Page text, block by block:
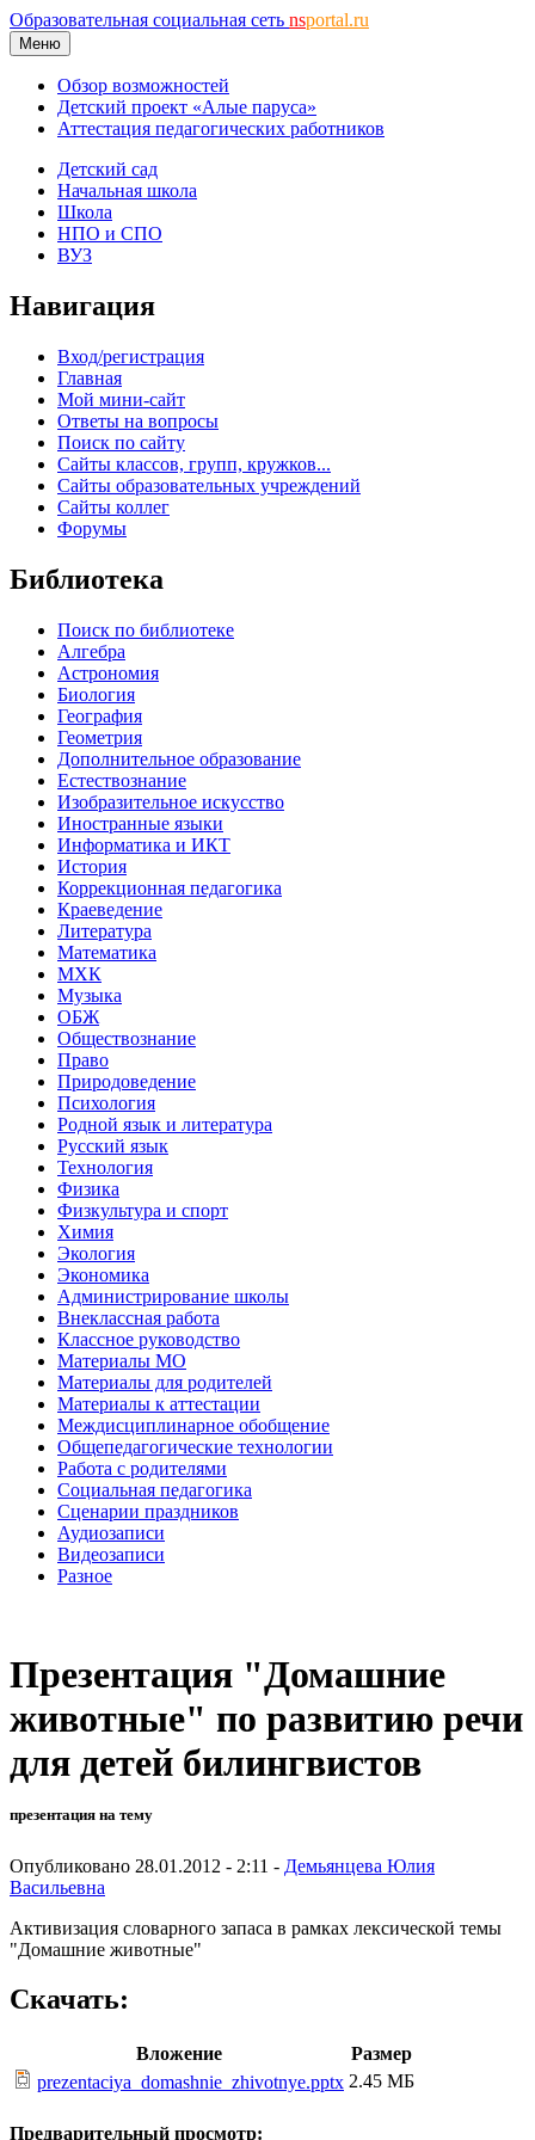
Образовательная социальная сеть nsportal.ru
Меню
Обзор возможностей
Детский проект «Алые паруса»
Аттестация педагогических работников
Детский сад
Начальная школа
Школа
НПО и СПО
ВУЗ
Навигация
Вход/регистрация
Главная
Мой мини-сайт
Ответы на вопросы
Поиск по сайту
Сайты классов, групп, кружков...
Сайты образовательных учреждений
Сайты коллег
Форумы
Библиотека
Поиск по библиотеке
Алгебра
Астрономия
Биология
География
Геометрия
Дополнительное образование
Естествознание
Изобразительное искусство
Иностранные языки
Информатика и ИКТ
История
Коррекционная педагогика
Краеведение
Литература
Математика
МХК
Музыка
ОБЖ
Обществознание
Право
Природоведение
Психология
Родной язык и литература
Русский язык
Технология
Физика
Физкультура и спорт
Химия
Экология
Экономика
Администрирование школы
Внеклассная работа
Классное руководство
Материалы МО
Материалы для родителей
Материалы к аттестации
Междисциплинарное обобщение
Общепедагогические технологии
Работа с родителями
Социальная педагогика
Сценарии праздников
Аудиозаписи
Видеозаписи
Разное
Презентация "Домашние
животные" по развитию речи
для детей билингвистов
презентация на тему
Опубликовано 28.01.2012 - 2:11 - Демьянцева Юлия
Васильевна
Активизация словарного запаса в рамках лексической темы
"Домашние животные"
Скачать:
Вложение
Размер
prezentaciya_domashnie_zhivotnye.pptx 2.45 МБ
Предварительный просмотр: